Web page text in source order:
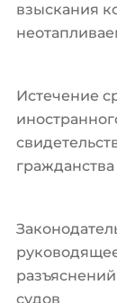
взыскания
Истечение
гражданства
судов